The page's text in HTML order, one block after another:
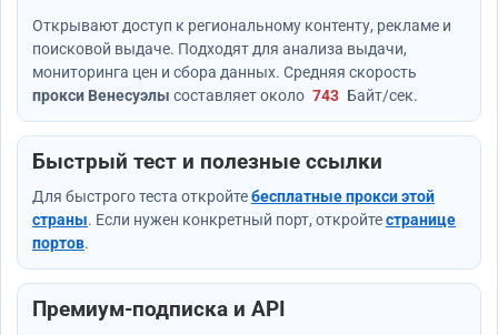
Открывают доступ к региональному контенту, рекламе и
поисковой выдаче. Подходят для анализа выдачи,
мониторинга цен и сбора данных. Средняя скорость
прокси Венесуэлы составляет около 743 Байт/сек.
Быстрый тест и полезные ссылки
Для быстрого теста откройтебесплатные прокси этой
страны. Если нужен конкретный порт, откройтестранице
портов.
Премиум-подписка и API